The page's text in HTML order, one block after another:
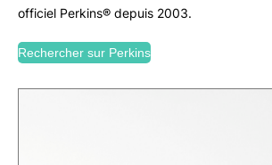
officiel Perkins® depuis 2003.
Rechercher sur Perkins